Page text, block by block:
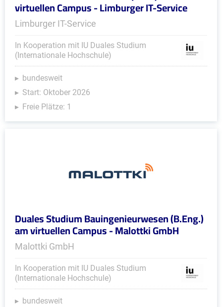
virtuellen Campus - Limburger IT-Service
Limburger IT-Service
In Kooperation mit IU Duales Studium
(Internationale Hochschule)
bundesweit
Start: Oktober 2026
Freie Plätze: 1
Duales Studium Bauingenieurwesen (B.Eng.)
am virtuellen Campus - Malottki GmbH
Malottki GmbH
In Kooperation mit IU Duales Studium
(Internationale Hochschule)
bundesweit